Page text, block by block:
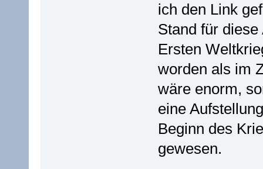
ich den Link
Stand für
Ersten
worden als im
wäre enorm,
eine
Beginn des
gewesen.